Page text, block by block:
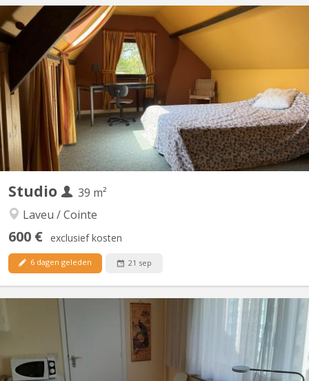
KL 402
Studio pour étudiant calme exclusivement, avec lit en mezzanine,
coin cuisine, coin évier, douche et W-C privés. Situé à proximité
du centre ville, de nombreuses écoles, de commerces et de
lignes de bus. Bail annuel (Erasmus de quelques mois s’abstenir).
Studio
39 m²
Laveu / Cointe
600 € exclusief kosten
6 dagen geleden 21 sep
KL 16904
Vaste, calme et lumineux studio dans domicile particulier
comportant une grande chambre bureau (20m²), un séjour-coin
cuisine équipée à neuf (12m²), salle d'eau avec douche, lavabo et
wc (7m²). La maison comporte un jardin et est située dans un